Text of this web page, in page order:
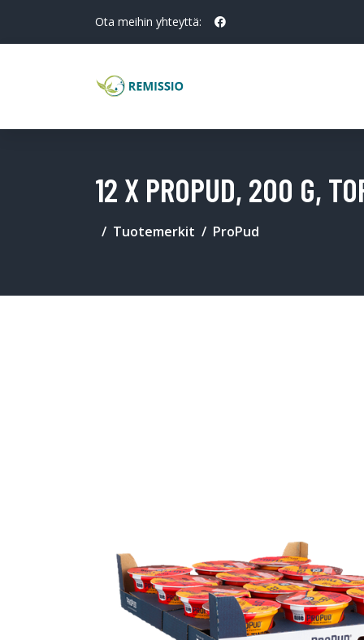
Ota meihin yhteyttä:
12 X PROPUD, 200 G,
Tuotemerkit ProPud